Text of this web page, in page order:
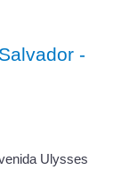
-
Ulysses